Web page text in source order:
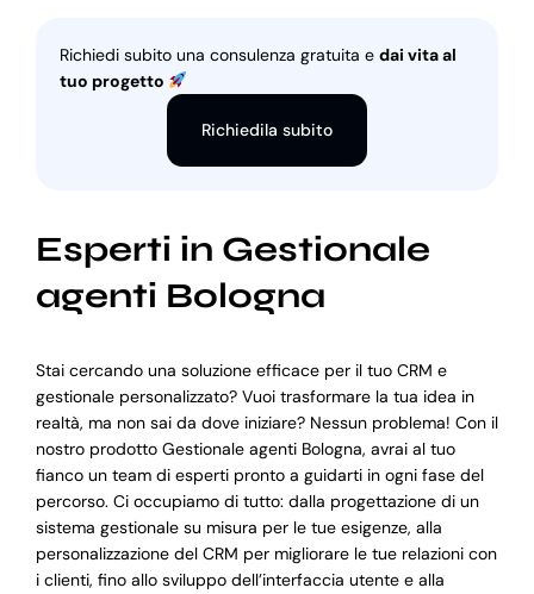
Richiedi subito una consulenza gratuita e dai vita al
tuo progetto
Richiedila subito
Esperti in Gestionale
agenti Bologna
Stai cercando una soluzione efficace per il tuo CRM e
gestionale personalizzato? Vuoi trasformare la tua idea in
realtà, ma non sai da dove iniziare? Nessun problema! Con il
nostro prodotto Gestionale agenti Bologna, avrai al tuo
fianco un team di esperti pronto a guidarti in ogni fase del
percorso. Ci occupiamo di tutto: dalla progettazione di un
sistema gestionale su misura per le tue esigenze, alla
personalizzazione del CRM per migliorare le tue relazioni con
i clienti, fino allo sviluppo dell’interfaccia utente e alla